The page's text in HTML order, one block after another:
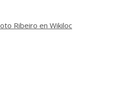
Ribeiro en Wikiloc